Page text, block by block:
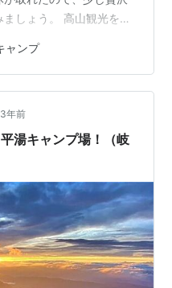
しょう。 高山観光を楽
食べよう！ 下呂温泉キ
ャンプ場でチェックイン
ン「パンダ」を設営しよ
設営が済んだらお酒を
う！ 下呂温泉 噴泉池へ
ャンプ
3年前
湯キャンプ場！（岐